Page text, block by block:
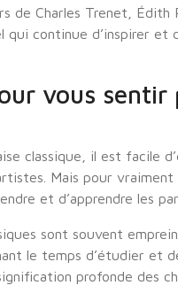
de Charles Trenet,
qui continue d’inspirer
vous sentir
classique, il est facile
Mais pour vraiment
et d’apprendre les
sont souvent
le temps d’étudier et
profonde des